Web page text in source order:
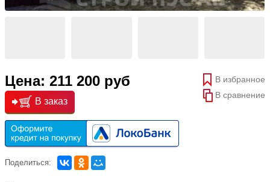
Цена: 211 200 руб
В избранное
В сравнение
В заказ
Поделиться: